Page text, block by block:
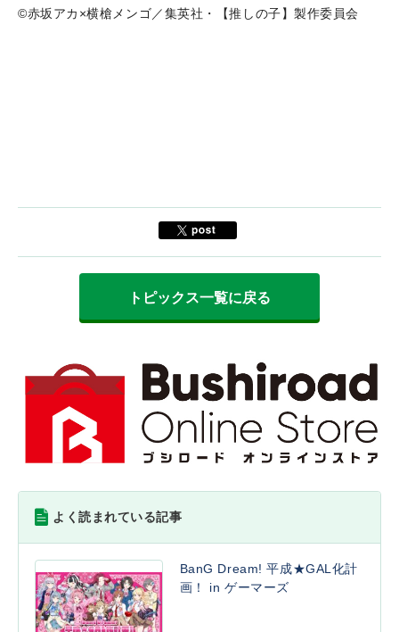
©赤坂アカ×横槍メンゴ／集英社・【推しの子】製作委員会
トピックス一覧に戻る
よく読まれている記事
BanG Dream! 平成★GAL化計
画！ in ゲーマーズ